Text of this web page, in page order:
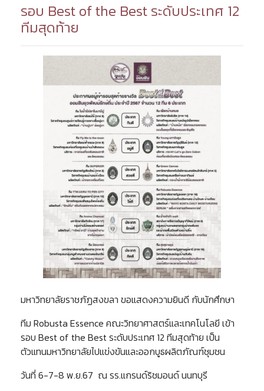
รอบ Best of the Best ระดับประเทศ 12
ทีมสุดท้าย
มหาวิทยาลัยราชภัฏสงขลา ขอแสดงความยินดี กับนักศึกษา
ทีม Robusta Essence คณะวิทยาศาสตร์และเทคโนโลยี เข้า
รอบ Best of the Best ระดับประเทศ 12 ทีมสุดท้าย เป็น
ตัวแทนมหาวิทยาลัยไปแข่งขันและออกบูธผลิตภัณฑ์ชุมชน
วันที่ 6-7-8 พ.ย.67 ณ รร.แกรนด์ริชมอนด์ นนทบุรี